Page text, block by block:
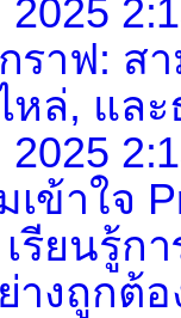
2025
ราฟ: สา
หล่, และ
2025
ข้าใจ
รียนรู้ก
างถูกต้อ